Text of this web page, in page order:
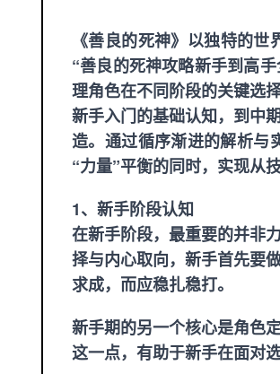
《善良的死神》以独特的
“善良的死神攻略新手到高
理角色在不同阶段的关键选
新手入门的基础认知，到中
造。通过循序渐进的解析与
“力量”平衡的同时，实现从
1、新手阶段认知
在新手阶段，最重要的并非
择与内心取向，新手首先要
求成，而应稳扎稳打。
新手期的另一个核心是角色
这一点，有助于新手在面对